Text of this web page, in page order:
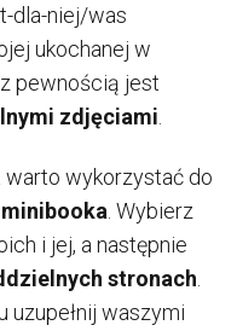
dla-niej/was
ukochanej w
pewnością jest
zdjęciami
wykorzystać do
. Wybierz
i jej, a następnie
stronach
uzupełnij waszymi